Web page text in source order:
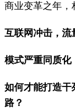
商业变革之年，
互联网冲击，流
模式严重同质化
如何才能打造干
路？